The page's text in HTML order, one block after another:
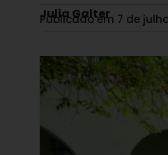
Julia Galter
Publicado em 7 de